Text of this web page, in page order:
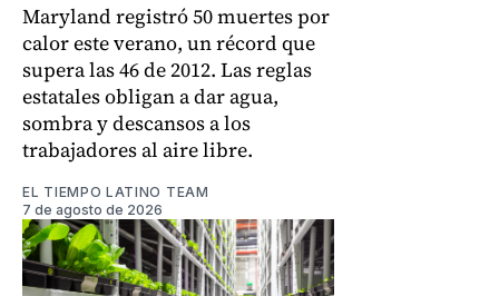
Maryland registró 50 muertes por
calor este verano, un récord que
supera las 46 de 2012. Las reglas
estatales obligan a dar agua,
sombra y descansos a los
trabajadores al aire libre.
EL TIEMPO LATINO TEAM
7 de agosto de 2026